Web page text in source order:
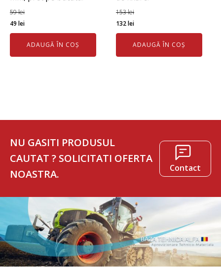
59lei
Prețul
inițial
fost:
49 leiPrețul
curent
este:
49 lei.
ADAUGĂ ÎN COȘ
153lei
Prețul
inițial
fost:
132leiPrețul
curent
este:
132 lei.
ADAUGĂ ÎN COȘ
NU GASITI PRODUSUL
CAUTAT ? SOLICITATI OFERTA
NOASTRA.
Contact